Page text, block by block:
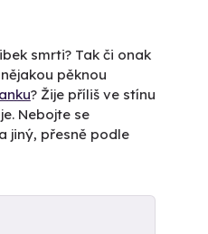
smrti? Tak či onak
pěknou
? Žije příliš ve stínu
Nebojte se
jiný, přesně podle